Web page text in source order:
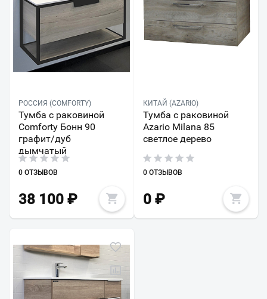
РОССИЯ (COMFORTY)
Тумба с раковиной
Comforty Бонн 90
графит/дуб
дымчатый
0 ОТЗЫВОВ
38 100 ₽
КИТАЙ (AZARIO)
Тумба с раковиной
Azario Milana 85
светлое дерево
0 ОТЗЫВОВ
0₽